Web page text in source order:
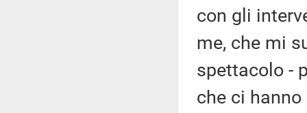
con gli
me, che mi
spettacolo -
che ci